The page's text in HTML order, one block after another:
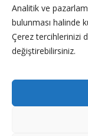
Analitik ve
bulunması halinde
Çerez tercihlerinizi
değiştirebilirsiniz.
Flash